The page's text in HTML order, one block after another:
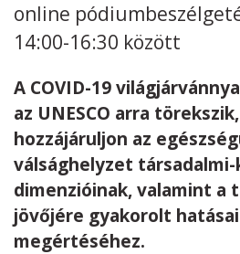
Kövess minket
Impresszum
RSS
online
14:00-16:30 között
A COVID-19
az UNESCO arra
hozzájáruljon az
válsághelyzet
dimenzióinak, valamint a
jövőjére gyakorolt
megértéséhez.